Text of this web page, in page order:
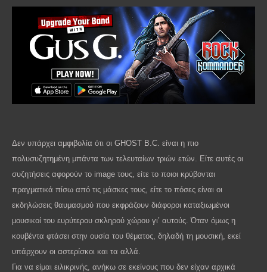
Δεν υπάρχει αμφιβολία ότι οι GHOST B C . είναι η πιο
πολυσυζητημένη μπάντα των τελευταίων τριών ετών. Είτε αυτές οι
συζητήσεις αφορούν το image τους, είτε το ποιοι κρύβονται
πραγματικά πίσω από τις μάσκες τους, είτε το πόσες είναι οι
εκδηλώσεις θαυμασμού που εκφράζουν διάφοροι καταξιωμένοι
μουσικοί του ευρύτερου σκληρού χώρου γι’ αυτούς. Όταν όμως η
κουβέντα φτάσει στην ουσία του θέματος, δηλαδή τη μουσική, εκεί
υπάρχουν οι αστερίσκοι και τα αλλά.
Για να είμαι ειλικρινής, ανήκω σε εκείνους που δεν είχαν αρχικά